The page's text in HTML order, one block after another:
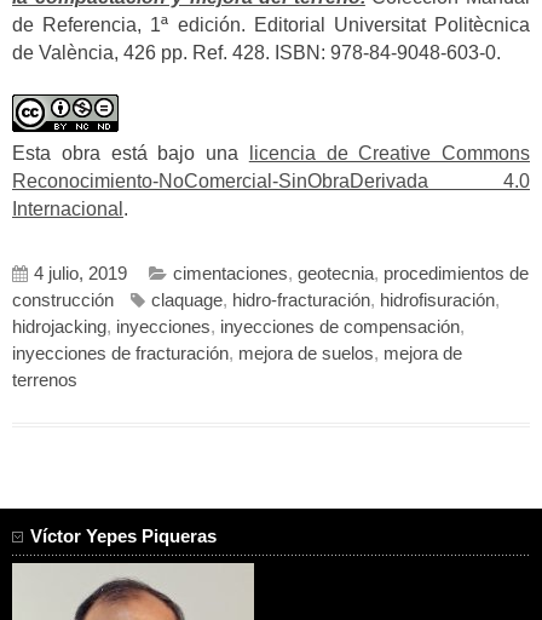
de Referencia, 1ª edición. Editorial Universitat Politècnica
de València, 426 pp. Ref. 428. ISBN: 978-84-9048-603-0.
Esta obra está bajo una
licencia de Creative Commons
Reconocimiento-NoComercial-SinObraDerivada 4.0
Internacional .
4 julio, 2019 cimentaciones, geotecnia, procedimientos de
construcción
claquage, hidro-fracturación, hidrofisuración,
hidrojacking, inyecciones, inyecciones de compensación,
inyecciones de fracturación, mejora de suelos, mejora de
terrenos
Víctor Yepes Piqueras